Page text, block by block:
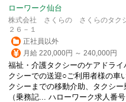
ローワーク仙台
株式会社 さくらの さくらのタク
２６－１
正社員以外
月給 220,000円 ～ 240,000円
福祉・介護タクシーのケアドラ
クシーでの送迎○ご利用者様の車
クシーまでの移動介助、タクシ
（乗務記... ハローワーク求人番